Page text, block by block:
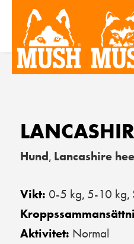
Hund, Lancashire
Vikt: 0-5 kg, 5-10 kg,
Aktivitet: Normal